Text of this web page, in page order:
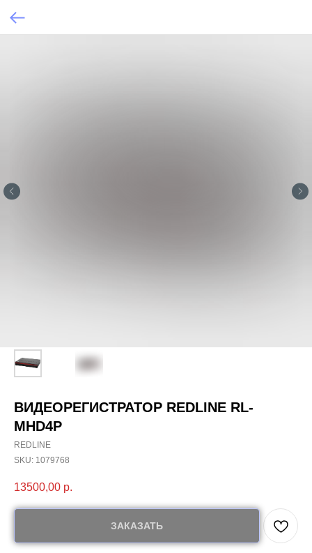
ВИДЕОРЕГИСТРАТОР REDLINE RL-
MHD4P
REDLINE
SKU: 1079768
13500,00 р.
ЗАКАЗАТЬ